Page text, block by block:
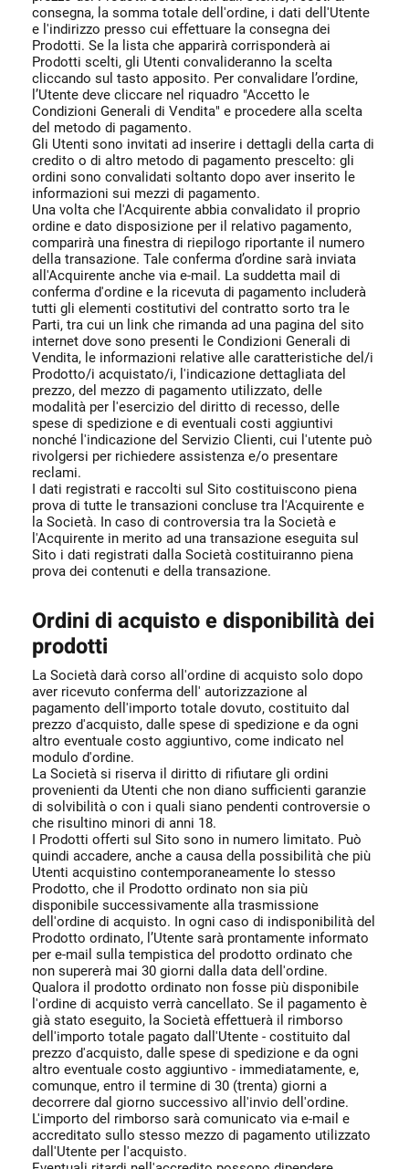
consegna, la somma totale dell'ordine, i dati dell'Utente
e l'indirizzo presso cui effettuare la consegna dei
Prodotti. Se la lista che apparirà corrisponderà ai
Prodotti scelti, gli Utenti convalideranno la scelta
cliccando sul tasto apposito. Per convalidare l’ordine,
l’Utente deve cliccare nel riquadro "Accetto le
Condizioni Generali di Vendita" e procedere alla scelta
del metodo di pagamento.
Gli Utenti sono invitati ad inserire i dettagli della carta di
credito o di altro metodo di pagamento prescelto: gli
ordini sono convalidati soltanto dopo aver inserito le
informazioni sui mezzi di pagamento.
Una volta che l'Acquirente abbia convalidato il proprio
ordine e dato disposizione per il relativo pagamento,
comparirà una finestra di riepilogo riportante il numero
della transazione. Tale conferma d’ordine sarà inviata
all'Acquirente anche via e-mail. La suddetta mail di
conferma d'ordine e la ricevuta di pagamento includerà
tutti gli elementi costitutivi del contratto sorto tra le
Parti, tra cui un link che rimanda ad una pagina del sito
internet dove sono presenti le Condizioni Generali di
Vendita, le informazioni relative alle caratteristiche del/i
Prodotto/i acquistato/i, l'indicazione dettagliata del
prezzo, del mezzo di pagamento utilizzato, delle
modalità per l'esercizio del diritto di recesso, delle
spese di spedizione e di eventuali costi aggiuntivi
nonché l'indicazione del Servizio Clienti, cui l'utente può
rivolgersi per richiedere assistenza e/o presentare
reclami.
I dati registrati e raccolti sul Sito costituiscono piena
prova di tutte le transazioni concluse tra l'Acquirente e
la Società. In caso di controversia tra la Società e
l'Acquirente in merito ad una transazione eseguita sul
Sito i dati registrati dalla Società costituiranno piena
prova dei contenuti e della transazione.
Ordini di acquisto e disponibilità dei
prodotti
La Società darà corso all'ordine di acquisto solo dopo
aver ricevuto conferma dell' autorizzazione al
pagamento dell'importo totale dovuto, costituito dal
prezzo d'acquisto, dalle spese di spedizione e da ogni
altro eventuale costo aggiuntivo, come indicato nel
modulo d'ordine.
La Società si riserva il diritto di rifiutare gli ordini
provenienti da Utenti che non diano sufficienti garanzie
di solvibilità o con i quali siano pendenti controversie o
che risultino minori di anni 18.
I Prodotti offerti sul Sito sono in numero limitato. Può
quindi accadere, anche a causa della possibilità che più
Utenti acquistino contemporaneamente lo stesso
Prodotto, che il Prodotto ordinato non sia più
disponibile successivamente alla trasmissione
dell'ordine di acquisto. In ogni caso di indisponibilità del
Prodotto ordinato, l’Utente sarà prontamente informato
per e-mail sulla tempistica del prodotto ordinato che
non supererà mai 30 giorni dalla data dell'ordine.
Qualora il prodotto ordinato non fosse più disponibile
l'ordine di acquisto verrà cancellato. Se il pagamento è
già stato eseguito, la Società effettuerà il rimborso
dell'importo totale pagato dall'Utente - costituito dal
prezzo d'acquisto, dalle spese di spedizione e da ogni
altro eventuale costo aggiuntivo - immediatamente, e,
comunque, entro il termine di 30 (trenta) giorni a
decorrere dal giorno successivo all'invio dell'ordine.
L'importo del rimborso sarà comunicato via e-mail e
accreditato sullo stesso mezzo di pagamento utilizzato
dall'Utente per l'acquisto.